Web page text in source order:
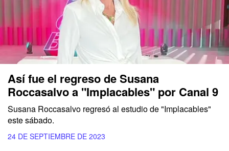
Así fue el regreso de Susana
Roccasalvo a "Implacables" por Canal 9
Susana Roccasalvo regresó al estudio de "Implacables"
este sábado.
24 DE SEPTIEMBRE DE 2023